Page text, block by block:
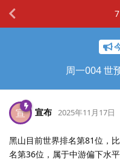
周一004 世
7
宣 宣布 2025年11月17日
黑山目前世界排名第81位，
名第36位，属于中游偏下水